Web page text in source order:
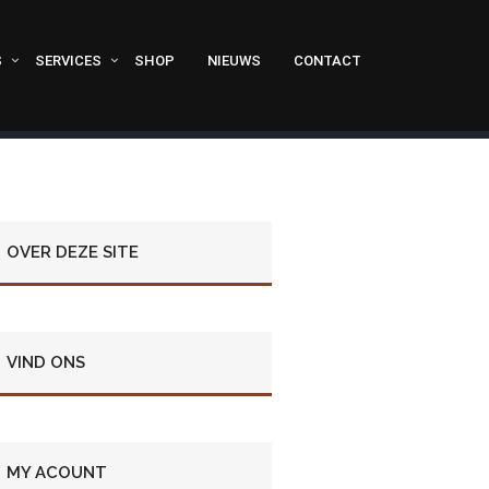
SERVICES SHOP NIEUWS CONTACT
OVER DEZE SITE
VIND ONS
MY ACOUNT